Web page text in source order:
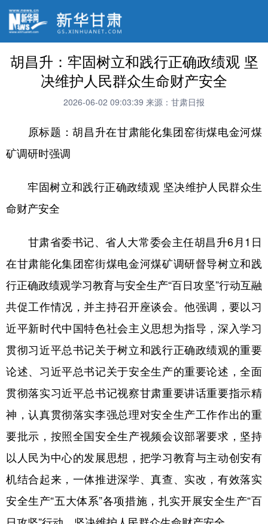
胡昌升：牢固树立和践行正确政绩观 坚
决维护人民群众生命财产安全
2026-06-02 09:03:39 来源：甘肃日报
原标题：胡昌升在甘肃能化集团窑街煤电金河煤
矿调研时强调
牢固树立和践行正确政绩观 坚决维护人民群众生
命财产安全
甘肃省委书记、省人大常委会主任胡昌升6月1日
在甘肃能化集团窑街煤电金河煤矿调研督导树立和践
行正确政绩观学习教育与安全生产“百日攻坚”行动互融
共促工作情况，并主持召开座谈会。他强调，要以习
近平新时代中国特色社会主义思想为指导，深入学习
贯彻习近平总书记关于树立和践行正确政绩观的重要
论述、习近平总书记关于安全生产的重要论述，全面
贯彻落实习近平总书记视察甘肃重要讲话重要指示精
神，认真贯彻落实李强总理对安全生产工作作出的重
要批示，按照全国安全生产视频会议部署要求，坚持
以人民为中心的发展思想，把学习教育与主动创安有
机结合起来，一体推进深学、真查、实改，有效落实
安全生产“五大体系”各项措施，扎实开展安全生产“百